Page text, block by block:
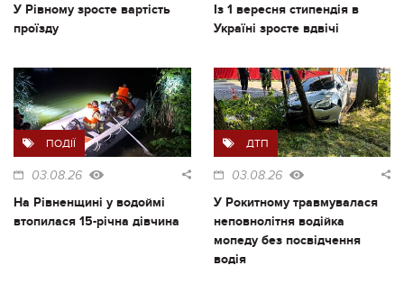
У Рівному зросте вартість
проїзду
Із 1 вересня стипендія в
Україні зросте вдвічі
ПОДІЇ
03.08.26
На Рівненщині у водоймі
втопилася 15-річна дівчина
ДТП
03.08.26
У Рокитному травмувалася
неповнолітня водійка
мопеду без посвідчення
водія